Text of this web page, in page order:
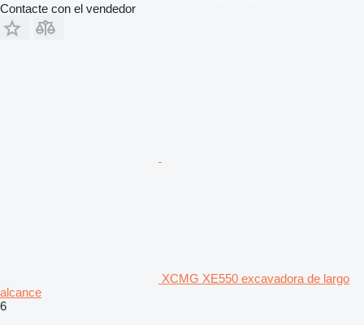
Contacte con el vendedor
XCMG XE550 excavadora de largo
alcance
6